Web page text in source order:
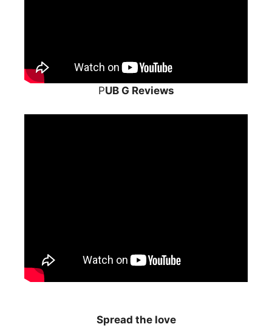
PUB G Reviews
Spread the love